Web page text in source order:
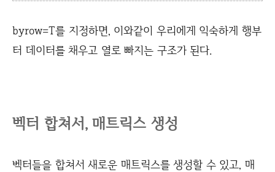
byrow=T를 지정하면, 이와같이 우리에게 익숙하게 행부
터 데이터를 채우고 열로 빠지는 구조가 된다.
벡터 합쳐서, 매트릭스 생성
벡터들을 합쳐서 새로운 매트릭스를 생성할 수 있고, 매